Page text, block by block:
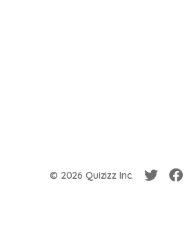
© 2026 Quizizz Inc.